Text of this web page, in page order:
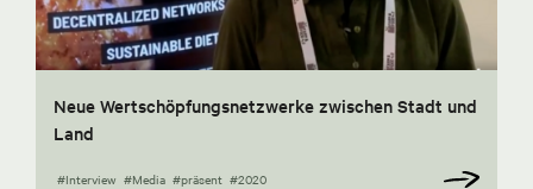
Neue Wertschöpfungsnetzwerke zwischen Stadt und
Land
#Interview #Media #präsent #2020